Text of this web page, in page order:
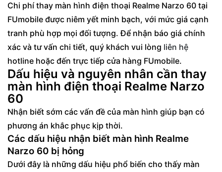
Quy trình và lợi ích thay màn hình điện thoại
Realme Narzo 60 tại FUmobile
Quy trình thay màn hình Realme Narzo 60
Lợi ích khi chọn FUmobile cho dịch vụ thay
màn hình Realme Narzo 60
Cam kết của FUmobile khi thay màn hình
Realme Narzo 60
Chi phí thay màn hình điện thoại Realme Narzo 60 tại
FUmobile được niêm yết minh bạch, với mức giá cạnh
tranh phù hợp mọi đối tượng. Để nhận báo giá chính
xác và tư vấn chi tiết, quý khách vui lòng liên hệ
hotline hoặc đến trực tiếp cửa hàng FUmobile.
Dấu hiệu và nguyên nhân cần thay
màn hình điện thoại Realme Narzo
60
Nhận biết sớm các vấn đề của màn hình giúp bạn có
phương án khắc phục kịp thời.
Các dấu hiệu nhận biết màn hình Realme
Narzo 60 bị hỏng
Dưới đây là những dấu hiệu phổ biến cho thấy màn